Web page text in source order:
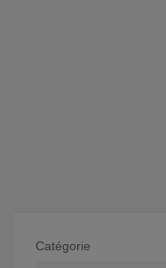
Catégorie